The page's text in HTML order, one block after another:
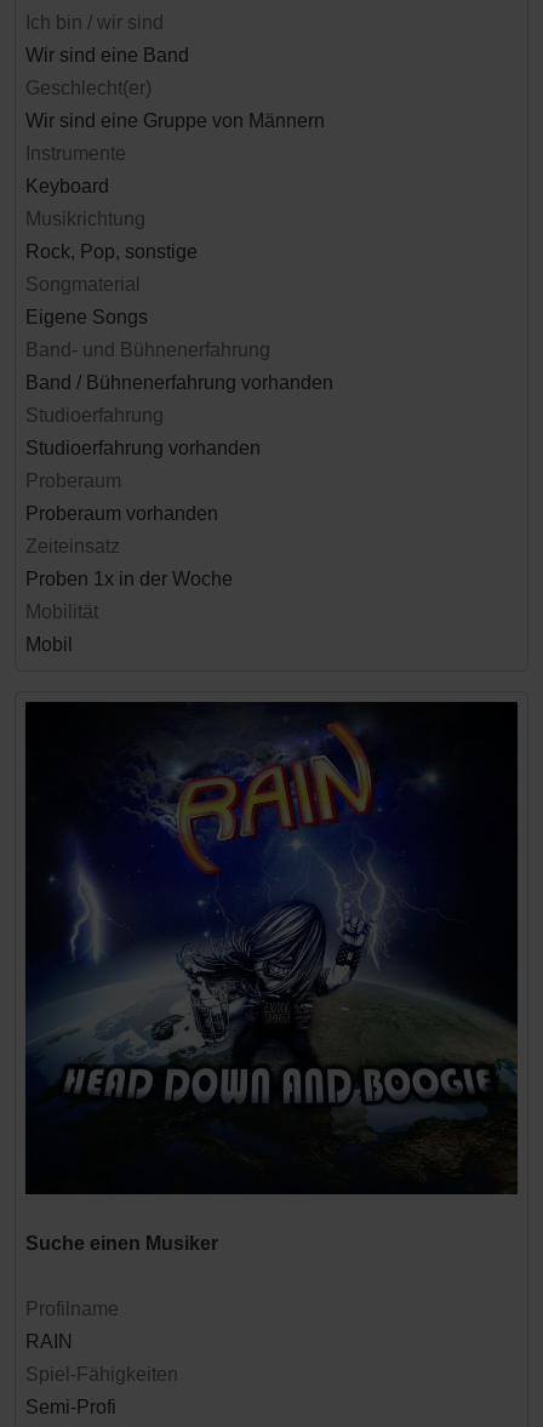
Ich bin / wir sind
Wir sind eine Band
Geschlecht(er)
Wir sind eine Gruppe von Männern
Instrumente
Keyboard
Musikrichtung
Rock, Pop, sonstige
Songmaterial
Eigene Songs
Band- und Bühnenerfahrung
Band / Bühnenerfahrung vorhanden
Studioerfahrung
Studioerfahrung vorhanden
Proberaum
Proberaum vorhanden
Zeiteinsatz
Proben 1x in der Woche
Mobilität
Mobil
Suche einen Musiker
Profilname
RAIN
Spiel-Fähigkeiten
Semi-Profi